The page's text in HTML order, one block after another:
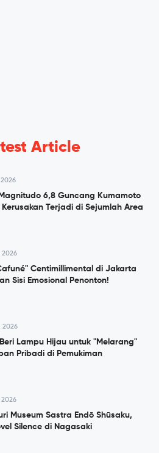
Article
2026
6,8 Guncang Kumamoto
Terjadi di Sejumlah Area
2026
Centimillimental di Jakarta
Sisi Emosional Penonton!
2026
Lampu Hijau untuk "Melarang"
Pribadi di Pemukiman
2026
Museum Sastra Endō Shūsaku,
Silence di Nagasaki